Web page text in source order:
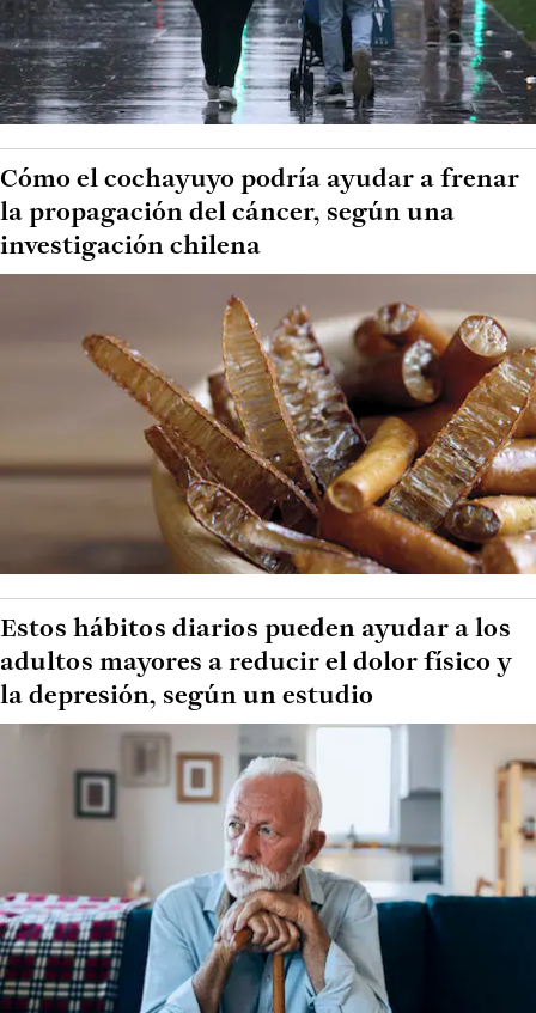
Cómo el cochayuyo podría ayudar a frenar
la propagación del cáncer, según una
investigación chilena
Estos hábitos diarios pueden ayudar a los
adultos mayores a reducir el dolor físico y
la depresión, según un estudio